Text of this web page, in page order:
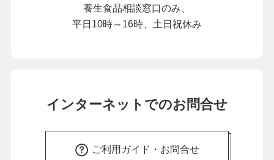
養生食品相談窓口のみ、
平日10時～16時、土日祝休み
インターネットでのお問合せ
ご利用ガイド・お問合せ